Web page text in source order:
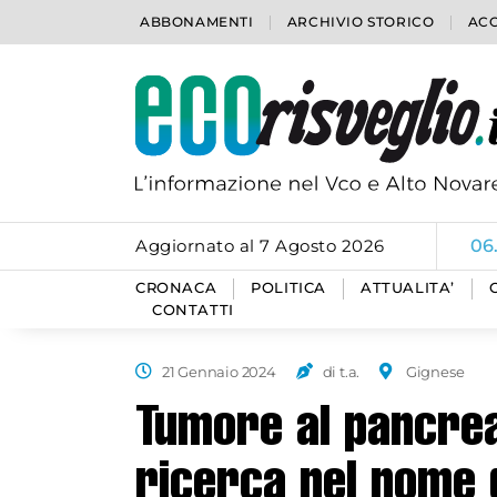
ABBONAMENTI ARCHIVIO STORICO
Aggiornato al 7 Agosto 2026
CRONACA POLITICA ATTUALITA’
CONTATTI
21 Gennaio 2024 di t.a. Gignese
Tumore al